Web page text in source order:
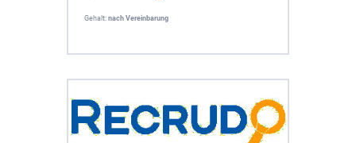
Gehalt: nach Vereinbarung